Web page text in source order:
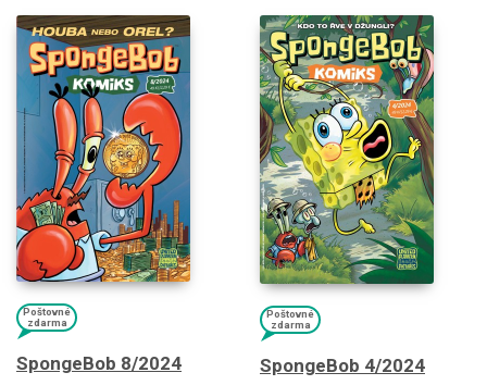
Poštovné
zdarma
SpongeBob 8/2024
Poštovné
zdarma
SpongeBob 4/2024